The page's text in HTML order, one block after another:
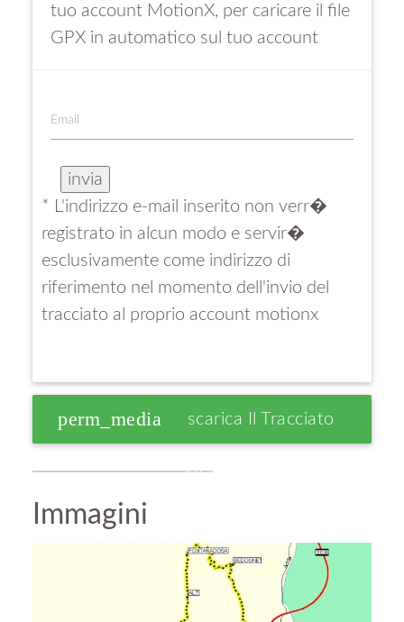
tuo account MotionX, per caricare il file
GPX in automatico sul tuo account
Email
* L'indirizzo e-mail inserito non verr�
registrato in alcun modo e servir�
esclusivamente come indirizzo di
riferimento nel momento dell'invio del
tracciato al proprio account motionx
perm_media Scarica Il Tracciato
GPS
Immagini